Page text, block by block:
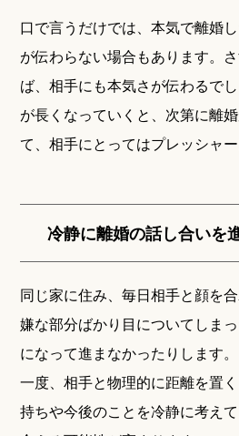
口で言うだけでは、本気で離婚
が伝わらない場合もあります。
ば、相手にも本気さが伝わるで
が長くなっていくと、次第に離
て、相手にとってはプレッシャー
冷静に離婚の話し合いを
同じ家に住み、毎日相手と顔を
嫌な部分ばかり目についてしま
になって進まなかったりします。
一度、相手と物理的に距離を置
持ちや今後のことを冷静に考え